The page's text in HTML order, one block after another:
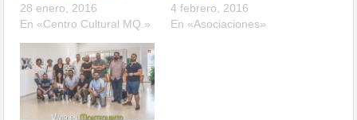
28 enero, 2016
En «Centro Cultural MQ.»
4 febrero, 2016
En «Asociaciones»